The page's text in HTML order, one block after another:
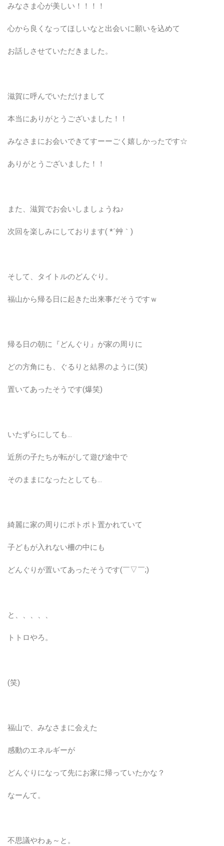
みなさま心が美しい！！！！
心から良くなってほしいなと出会いに願いを込めて
お話しさせていただきました。
滋賀に呼んでいただけまして
本当にありがとうございました！！
みなさまにお会いできてすーーごく嬉しかったです☆
ありがとうございました！！
また、滋賀でお会いしましょうね♪
次回を楽しみにしております( *´艸｀)
そして、タイトルのどんぐり。
福山から帰る日に起きた出来事だそうですｗ
帰る日の朝に『どんぐり』が家の周りに
どの方角にも、ぐるりと結界のように(笑)
置いてあったそうです(爆笑)
いたずらにしても…
近所の子たちが転がして遊び途中で
そのままになったとしても…
綺麗に家の周りにポトポト置かれていて
子どもが入れない柵の中にも
どんぐりが置いてあったそうです(￣▽￣;)
と、、、、、
トトロやろ。
(笑)
福山で、みなさまに会えた
感動のエネルギーが
どんぐりになって先にお家に帰っていたかな？
なーんて。
不思議やわぁ～と。